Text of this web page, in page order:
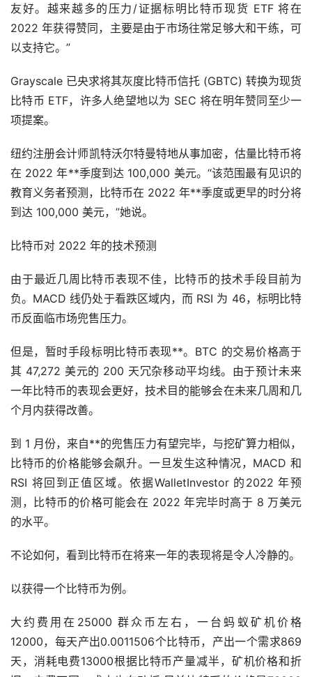
友好。越来越多的压力/证据标明比特币现货 ETF 将在
2022 年获得赞同，主要是由于市场往常足够大和干练，可
以支持它。”
Grayscale 已央求将其灰度比特币信托 (GBTC) 转换为现货
比特币 ETF，许多人绝望地以为 SEC 将在明年赞同至少一
项提案。
纽约注册会计师凯特沃尔特曼特地从事加密，估量比特币将
在 2022 年**季度到达 100,000 美元。“该范围最有见识的
教育义务者预测，比特币在 2022 年**季度或更早的时分将
到达 100,000 美元，”她说。
比特币对 2022 年的技术预测
由于最近几周比特币表现不佳，比特币的技术手段目前为
负。MACD 线仍处于看跌区域内，而 RSI 为 46，标明比特
币反面临市场兜售压力。
但是，暂时手段标明比特币表现**。BTC 的交易价格高于
其 47,272 美元的 200 天冗杂移动平均线。由于预计未来
一年比特币的表现会更好，技术目的能够会在未来几周和几
个月内获得改善。
到 1 月份，来自**的兜售压力有望完毕，与挖矿算力相似，
比特币的价格能够会飙升。一旦发生这种情况，MACD 和
RSI 将回到正值区域。依据WalletInvestor 的2022 年预
测，比特币的价格可能会在 2022 年完毕时高于 8 万美元
的水平。
不论如何，看到比特币在将来一年的表现将是令人冷静的。
以获得一个比特币为例。
大约费用在25000 群众币左右，一台蚂蚁矿机价格
12000，每天产出0.0011506个比特币，产出一个需求869
天，消耗电费13000根据比特币产量减半，矿机价格和折